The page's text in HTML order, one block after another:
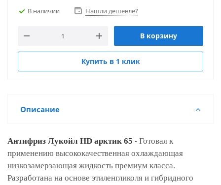
В наличии Нашли дешевле?
В корзину
Купить в 1 клик
Описание
Антифриз Лукойл HD арктик 65 - Готовая к
применению высококачественная охлаждающая
низкозамерзающая жидкость премиум класса.
Разработана на основе этиленгликоля и гибридного